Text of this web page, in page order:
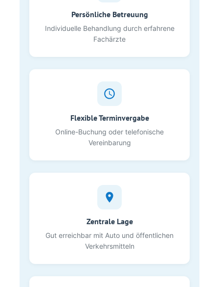
Persönliche Betreuung
Individuelle Behandlung durch erfahrene
Fachärzte
Flexible Terminvergabe
Online-Buchung oder telefonische
Vereinbarung
Zentrale Lage
Gut erreichbar mit Auto und öffentlichen
Verkehrsmitteln